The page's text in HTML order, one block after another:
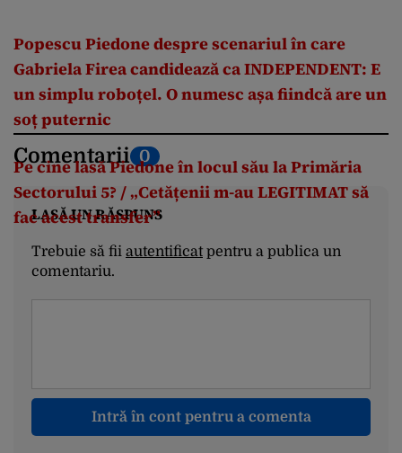
Popescu Piedone despre scenariul în care
Gabriela Firea candidează ca INDEPENDENT: E
un simplu roboțel. O numesc așa fiindcă are un
soț puternic
Pe cine lasă Piedone în locul său la Primăria
Sectorului 5? / „Cetățenii m-au LEGITIMAT să
fac acest transfer”
Comentarii 0
LASĂ UN RĂSPUNS
Trebuie să fii autentificatpentru a publica un
comentariu.
Intră în cont pentru a comenta